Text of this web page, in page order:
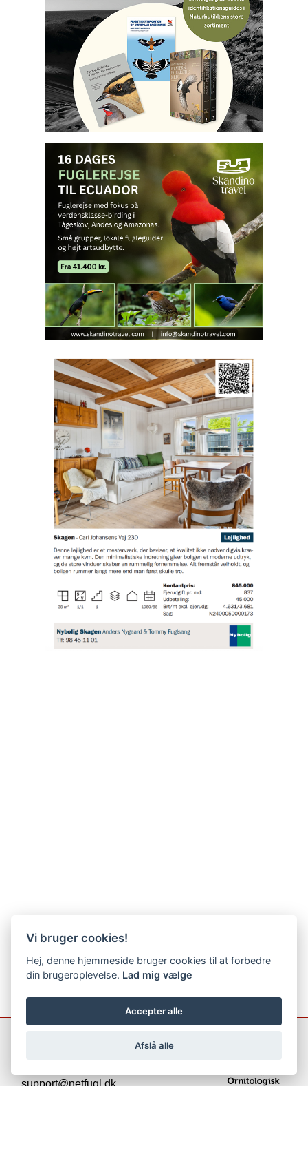
support@netfugl.dk
Vi bruger cookies!
Hej, denne hjemmeside bruger cookies til at forbedre
din brugeroplevelse. Lad mig vælge
Accepter alle
Afslå alle